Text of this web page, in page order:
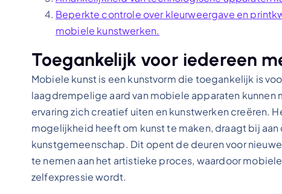
Beperkte controle over kleurweergave en
mobiele kunstwerken.
Toegankelijk voor iedereen
Mobiele kunst is een kunstvorm die toegankelijk is
laagdrempelige aard van mobiele apparaten kunnen
ervaring zich creatief uiten en kunstwerken creëren.
mogelijkheid heeft om kunst te maken, draagt bij
kunstgemeenschap. Dit opent de deuren voor
te nemen aan het artistieke proces, waardoor
zelfexpressie wordt.